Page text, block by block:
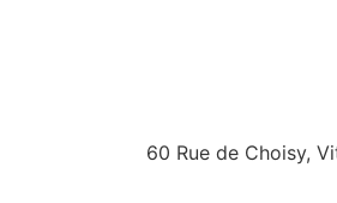
60 Rue de Choisy,